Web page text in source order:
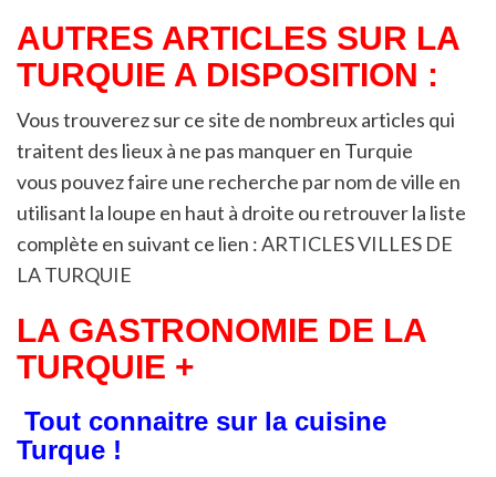
AUTRES ARTICLES SUR LA
TURQUIE A DISPOSITION :
Vous trouverez sur ce site de nombreux articles qui
traitent des lieux à ne pas manquer en Turquie
vous pouvez faire une recherche par nom de ville en
utilisant la loupe en haut à droite ou retrouver la liste
complète en suivant ce lien :ARTICLES VILLES DE
LA TURQUIE
LA GASTRONOMIE DE LA
TURQUIE +
Tout connaitre sur la cuisine
Turque !